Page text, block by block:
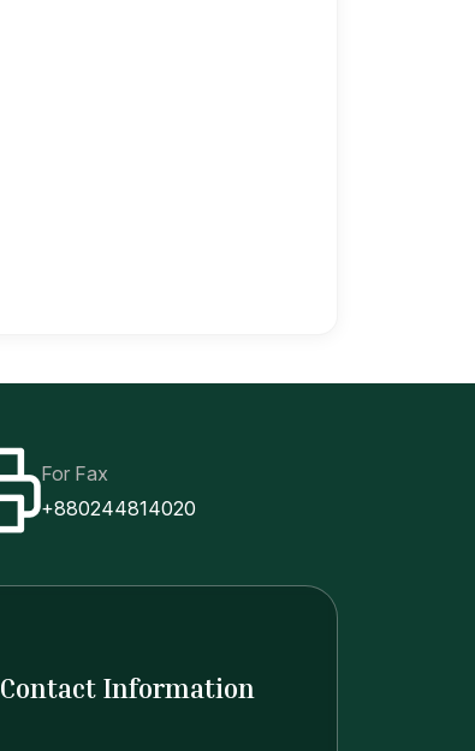
For Fax
+880244814020
Contact Information